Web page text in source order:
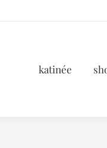
katinée